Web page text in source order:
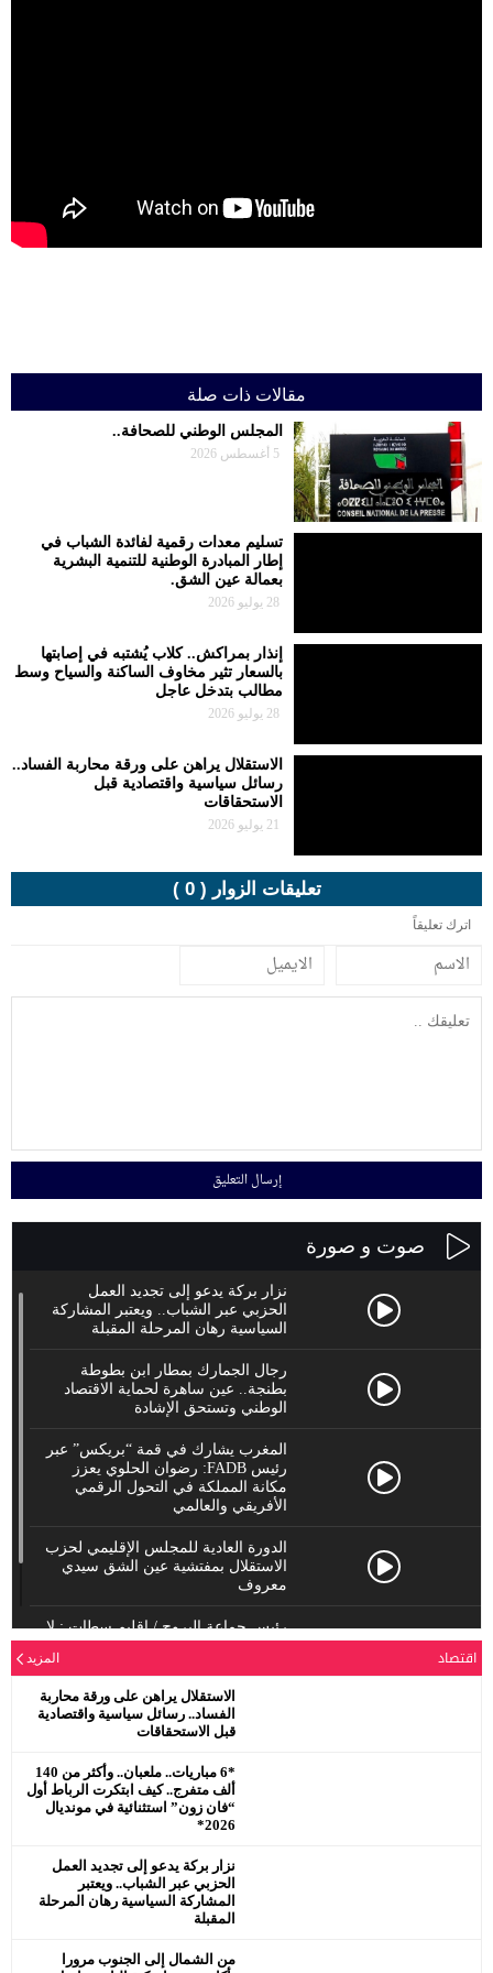
مقالات ذات صلة
المجلس الوطني للصحافة..
5 أغسطس 2026
تسليم معدات رقمية لفائدة الشباب في
إطار المبادرة الوطنية للتنمية البشرية
بعمالة عين الشق.
28 يوليو 2026
إنذار بمراكش.. كلاب يُشتبه في إصابتها
بالسعار تثير مخاوف الساكنة والسياح وسط
مطالب بتدخل عاجل
28 يوليو 2026
الاستقلال يراهن على ورقة محاربة الفساد..
رسائل سياسية واقتصادية قبل
الاستحقاقات
تعليقات الزوار ( 0 )
اترك تعليقاً
صوت و صورة
نزار بركة يدعو إلى تجديد العمل
الحزبي عبر الشباب.. ويعتبر المشاركة
السياسية رهان المرحلة المقبلة
رجال الجمارك بمطار ابن بطوطة
بطنجة.. عين ساهرة لحماية الاقتصاد
الوطني وتستحق الإشادة
المغرب يشارك في قمة “بريكس” عبر
رئيس FADB: رضوان الحلوي يعزز
مكانة المملكة في التحول الرقمي
الأفريقي والعالمي
الدورة العادية للمجلس الإقليمي لحزب
الاستقلال بمفتشية عين الشق سيدي
معروف
رئيس جماعة البروج / اقليم سطات : لا
يحترم جلالة الملك محمد السادس
اقتصاد المزيد
الاستقلال يراهن على ورقة محاربة
الفساد.. رسائل سياسية واقتصادية
قبل الاستحقاقات
*6 مباريات.. ملعبان.. وأكثر من 140
ألف متفرج.. كيف ابتكرت الرباط أول
“فان زون” استثنائية في مونديال
2026*
نزار بركة يدعو إلى تجديد العمل
الحزبي عبر الشباب.. ويعتبر
المشاركة السياسية رهان المرحلة
المقبلة
من الشمال إلى الجنوب مرورا